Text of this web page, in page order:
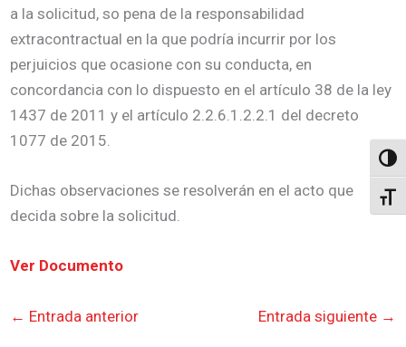
a la solicitud, so pena de la responsabilidad
extracontractual en la que podría incurrir por los
perjuicios que ocasione con su conducta, en
concordancia con lo dispuesto en el artículo 38 de la ley
1437 de 2011 y el artículo 2.2.6.1.2.2.1 del decreto
1077 de 2015.
Dichas observaciones se resolverán en el acto que
decida sobre la solicitud.
Ver Documento
← Entrada anterior Entrada siguiente →